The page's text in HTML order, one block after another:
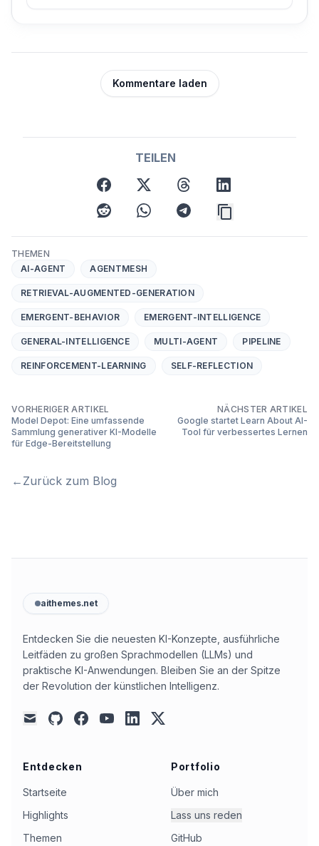
Kommentare laden
TEILEN
facebook
x threads linkedin
reddit whatsapptelegram
THEMEN
AI-AGENT
AGENTMESH
RETRIEVAL-AUGMENTED-GENERATION
EMERGENT-BEHAVIOR EMERGENT-INTELLIGENCE
GENERAL-INTELLIGENCE MULTI-AGENT PIPELINE
REINFORCEMENT-LEARNING SELF-REFLECTION
VORHERIGER ARTIKEL
Model Depot: Eine umfassende
Sammlung generativer KI-Modelle
für Edge-Bereitstellung
NÄCHSTER ARTIKEL
Google startet Learn About AI-
Tool für verbessertes Lernen
← Zurück zum Blog
aithemes.net
Entdecken Sie die neuesten KI-Konzepte, ausführliche
Leitfäden zu großen Sprachmodellen (LLMs) und
praktische KI-Anwendungen. Bleiben Sie an der Spitze
der Revolution der künstlichen Intelligenz.
mail
githubfacebookyoutubelinkedin
x
Entdecken
Startseite
Highlights
Themen
Portfolio
Über mich
Lass uns reden
GitHub